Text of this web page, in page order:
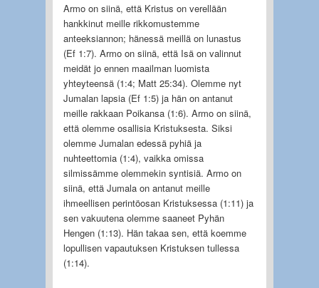
Armo on siinä, että Kristus on verellään
hankkinut meille rikkomustemme
anteeksiannon; hänessä meillä on lunastus
(Ef 1:7). Armo on siinä, että Isä on valinnut
meidät jo ennen maailman luomista
yhteyteensä (1:4; Matt 25:34). Olemme nyt
Jumalan lapsia (Ef 1:5) ja hän on antanut
meille rakkaan Poikansa (1:6). Armo on siinä,
että olemme osallisia Kristuksesta. Siksi
olemme Jumalan edessä pyhiä ja
nuhteettomia (1:4), vaikka omissa
silmissämme olemmekin syntisiä. Armo on
siinä, että Jumala on antanut meille
ihmeellisen perintöosan Kristuksessa (1:11) ja
sen vakuutena olemme saaneet Pyhän
Hengen (1:13). Hän takaa sen, että koemme
lopullisen vapautuksen Kristuksen tullessa
(1:14).